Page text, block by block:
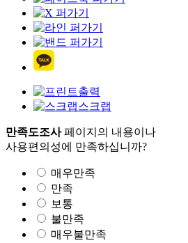
출력
스크랩
만족도조사페이지의 내용이나
사용편의성에 만족하십니까?
매우만족
만족
보통
불만족
매우불만족